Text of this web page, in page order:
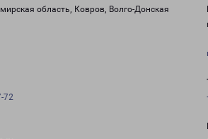
область, Ковров, Волго-Донская
72